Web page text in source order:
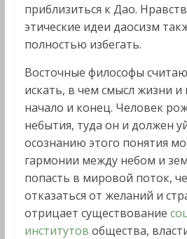
приблизиться к Дао.
этические идеи даосизм
полностью избегать.
Восточные философы
искать, в чем смысл жизни и
начало и конец. Человек
небытия, туда он и должен
осознанию этого понятия
гармонии между небом и
попасть в мировой поток,
отказаться от желаний и
отрицает существование
институтов общества,